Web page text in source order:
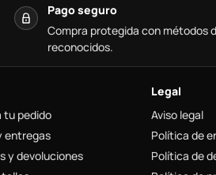
Pago seguro
Compra protegida con métodos
reconocidos.
tu pedido
entregas
y devoluciones
Legal
Aviso legal
Política de
Política de